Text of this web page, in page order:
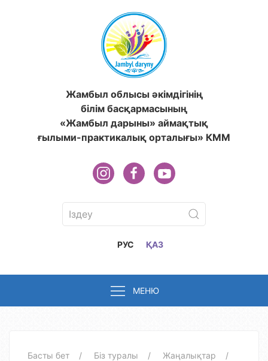
Жамбыл облысы әкімдігінің
білім басқармасының
«Жамбыл дарыны» аймақтық
ғылыми-практикалық орталығы» КММ
РУС ҚАЗ
МЕНЮ
Басты бет Біз туралы
Жаңалықтар